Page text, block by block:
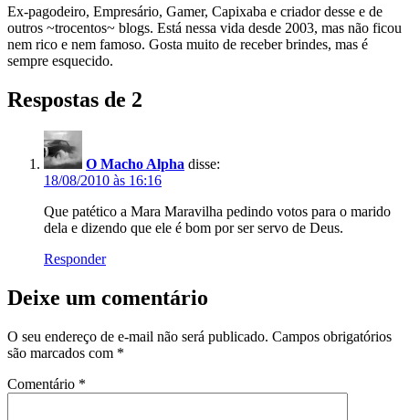
Ex-pagodeiro, Empresário, Gamer, Capixaba e criador desse e de
outros ~trocentos~ blogs. Está nessa vida desde 2003, mas não ficou
nem rico e nem famoso. Gosta muito de receber brindes, mas é
sempre esquecido.
Respostas de 2
O Macho Alpha disse:
18/08/2010 às 16:16
Que patético a Mara Maravilha pedindo votos para o marido
dela e dizendo que ele é bom por ser servo de Deus.
Responder
Deixe um comentário
O seu endereço de e-mail não será publicado. Campos obrigatórios
são marcados com *
Comentário *